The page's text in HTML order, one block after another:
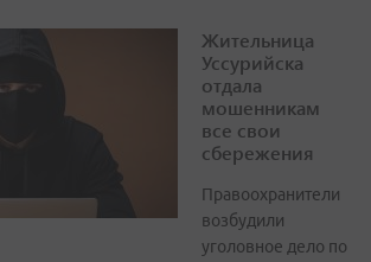
Жительница
Уссурийска
отдала
мошенникам
все свои
сбережения
Правоохранители
возбудили
уголовное дело по